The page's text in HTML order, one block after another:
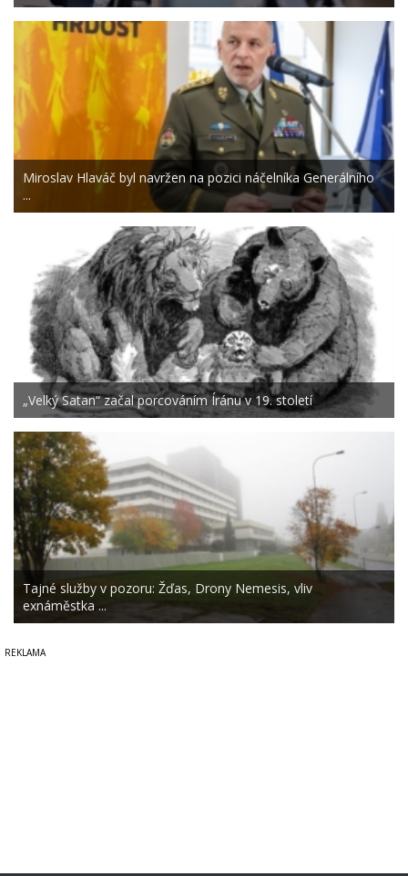
Miroslav Hlaváč byl navržen na pozici náčelníka Generálního
...
„Velký Satan“ začal porcováním Íránu v 19. století
Tajné služby v pozoru: Žďas, Drony Nemesis, vliv
exnáměstka ...